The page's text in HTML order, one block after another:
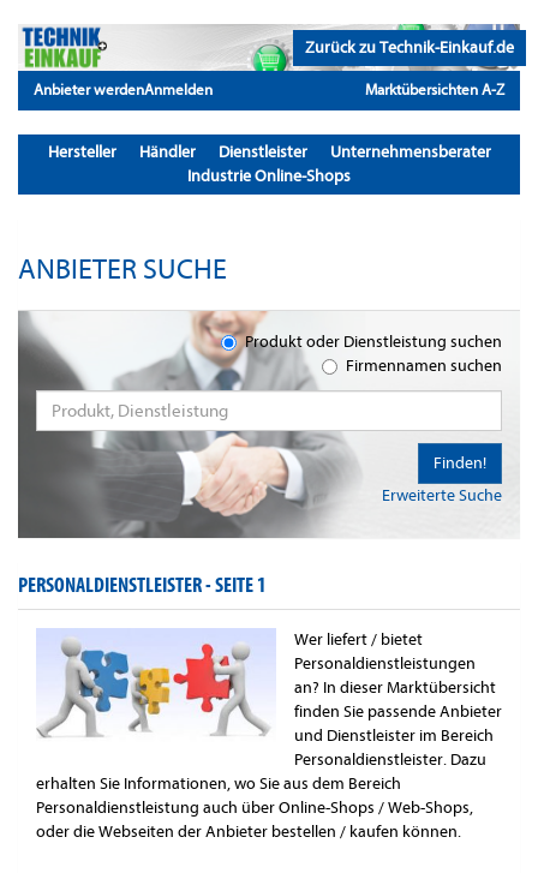
Zurück zu Technik-Einkauf.de
Anbieter werdenAnmelden Marktübersichten A-Z
Hersteller Händler Dienstleister
Unternehmensberater
Industrie Online-Shops
ANBIETER SUCHE
Produkt oder Dienstleistung suchen
Firmennamen suchen
Erweiterte Suche
Finden!
PERSONALDIENSTLEISTER -SEITE 1
Wer liefert / bietet
Personaldienstleistungen
an? In dieser Marktübersicht
finden Sie passende Anbieter
und Dienstleister im Bereich
Personaldienstleister. Dazu
erhalten Sie Informationen, wo Sie aus dem Bereich
Personaldienstleistung auch über Online-Shops / Web-Shops,
oder die Webseiten der Anbieter bestellen / kaufen können.